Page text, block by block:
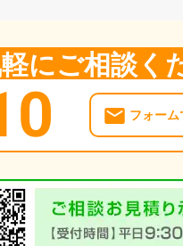
にご相談く
フォーム